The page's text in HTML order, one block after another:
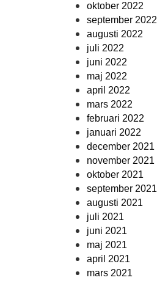
oktober 2022
september 2022
augusti 2022
juli 2022
juni 2022
maj 2022
april 2022
mars 2022
februari 2022
januari 2022
december 2021
november 2021
oktober 2021
september 2021
augusti 2021
juli 2021
juni 2021
maj 2021
april 2021
mars 2021